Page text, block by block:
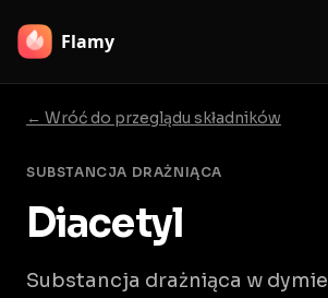
Flamy
← Wróć do przeglądu składników
SUBSTANCJA DRAŻNIĄCA
Diacetyl
Substancja drażniąca w dymie